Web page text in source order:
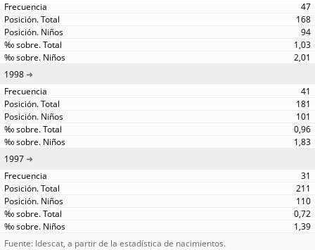
47
168
94
1,03
2,01
1998
41
181
101
0,96
1,83
1997
31
211
110
0,72
1,39
Fuente: Idescat, a partir de la estadística de nacimientos.